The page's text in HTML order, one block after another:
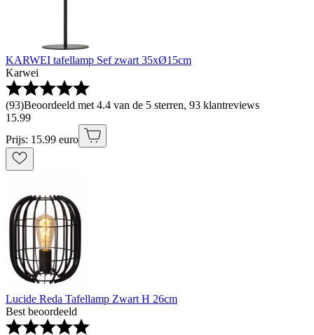
KARWEI tafellamp Sef zwart 35xØ15cm
Karwei
(93)Beoordeeld met 4.4 van de 5 sterren, 93 klantreviews
15.99
Prijs: 15.99 euro
Lucide Reda Tafellamp Zwart H 26cm
Best beoordeeld